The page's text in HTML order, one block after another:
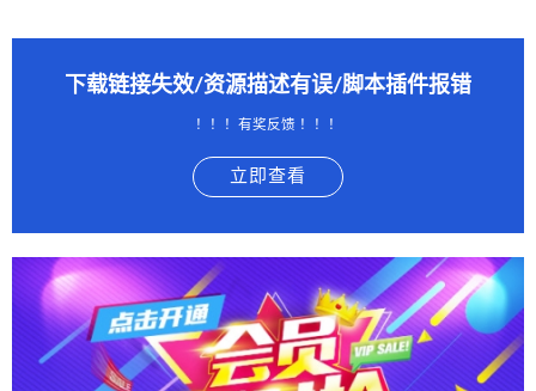
下载链接失效/资源描述有误/脚本插件报错
！！！有奖反馈 ！！！
立即查看